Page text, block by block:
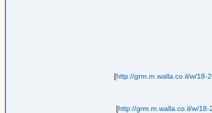
http://grm.m.walla.co.il/w/18-
]
http://grm.m.walla.co.il/w/18-
]